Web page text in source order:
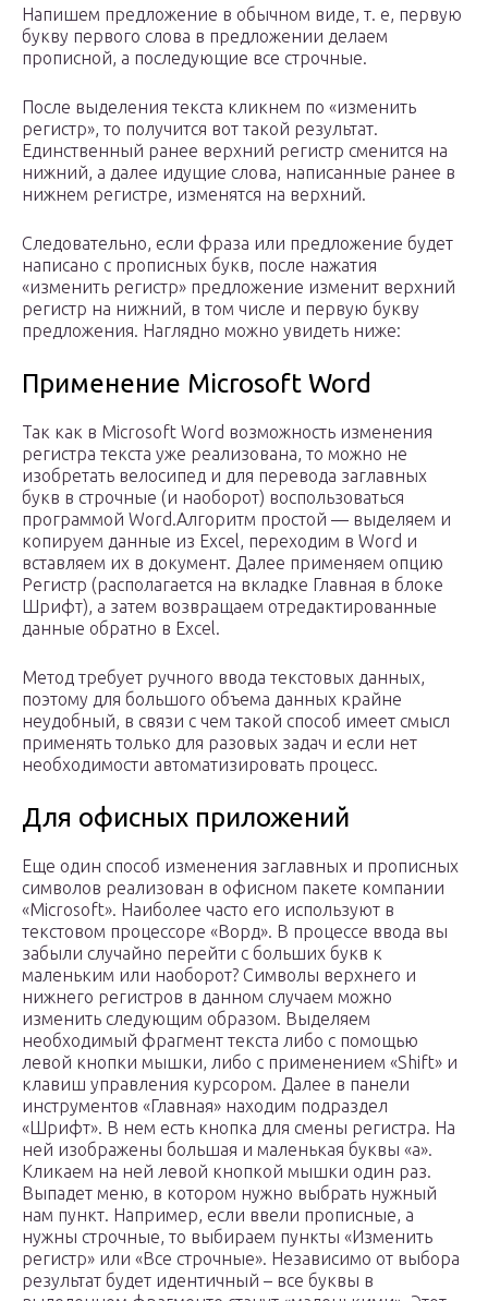
Напишем предложение в обычном виде, т. е, первую
букву первого слова в предложении делаем
прописной, а последующие все строчные.
После выделения текста кликнем по «изменить
регистр», то получится вот такой результат.
Единственный ранее верхний регистр сменится на
нижний, а далее идущие слова, написанные ранее в
нижнем регистре, изменятся на верхний.
Следовательно, если фраза или предложение будет
написано с прописных букв, после нажатия
«изменить регистр» предложение изменит верхний
регистр на нижний, в том числе и первую букву
предложения. Наглядно можно увидеть ниже:
Применение Microsoft Word
Так как в Microsoft Word возможность изменения
регистра текста уже реализована, то можно не
изобретать велосипед и для перевода заглавных
букв в строчные (и наоборот) воспользоваться
программой Word.Алгоритм простой — выделяем и
копируем данные из Excel, переходим в Word и
вставляем их в документ. Далее применяем опцию
Регистр (располагается на вкладке Главная в блоке
Шрифт), а затем возвращаем отредактированные
данные обратно в Excel.
Метод требует ручного ввода текстовых данных,
поэтому для большого объема данных крайне
неудобный, в связи с чем такой способ имеет смысл
применять только для разовых задач и если нет
необходимости автоматизировать процесс.
Для офисных приложений
Еще один способ изменения заглавных и прописных
символов реализован в офисном пакете компании
«Microsoft». Наиболее часто его используют в
текстовом процессоре «Ворд». В процессе ввода вы
забыли случайно перейти с больших букв к
маленьким или наоборот? Символы верхнего и
нижнего регистров в данном случаем можно
изменить следующим образом. Выделяем
необходимый фрагмент текста либо с помощью
левой кнопки мышки, либо с применением «Shift» и
клавиш управления курсором. Далее в панели
инструментов «Главная» находим подраздел
«Шрифт». В нем есть кнопка для смены регистра. На
ней изображены большая и маленькая буквы «а».
Кликаем на ней левой кнопкой мышки один раз.
Выпадет меню, в котором нужно выбрать нужный
нам пункт. Например, если ввели прописные, а
нужны строчные, то выбираем пункты «Изменить
регистр» или «Все строчные». Независимо от выбора
результат будет идентичный – все буквы в